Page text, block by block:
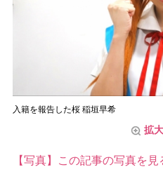
入籍を報告した桜 稲垣早希
拡
【写真】この記事の写真を見